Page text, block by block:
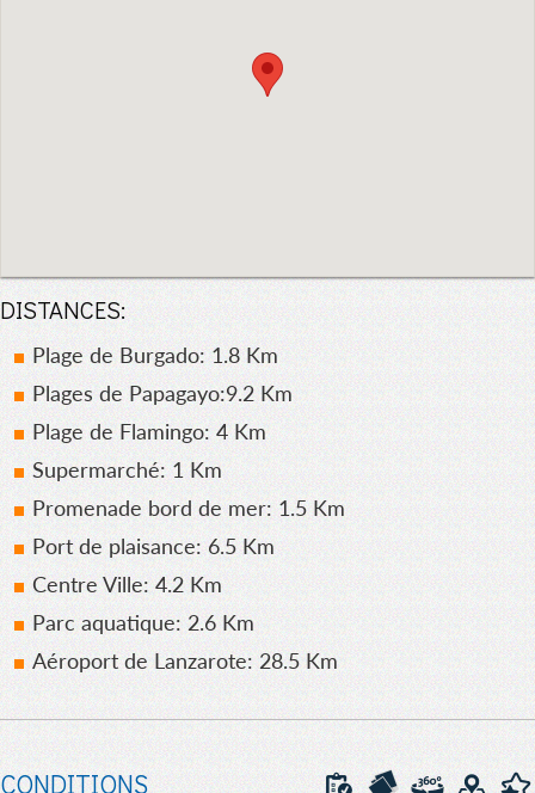
DISTANCES:
Plage de Burgado: 1.8 Km
Plages de Papagayo:9.2 Km
Plage de Flamingo: 4 Km
Supermarché: 1 Km
Promenade bord de mer: 1.5 Km
Port de plaisance: 6.5 Km
Centre Ville: 4.2 Km
Parc aquatique: 2.6 Km
Aéroport de Lanzarote: 28.5 Km
CONDITIONS